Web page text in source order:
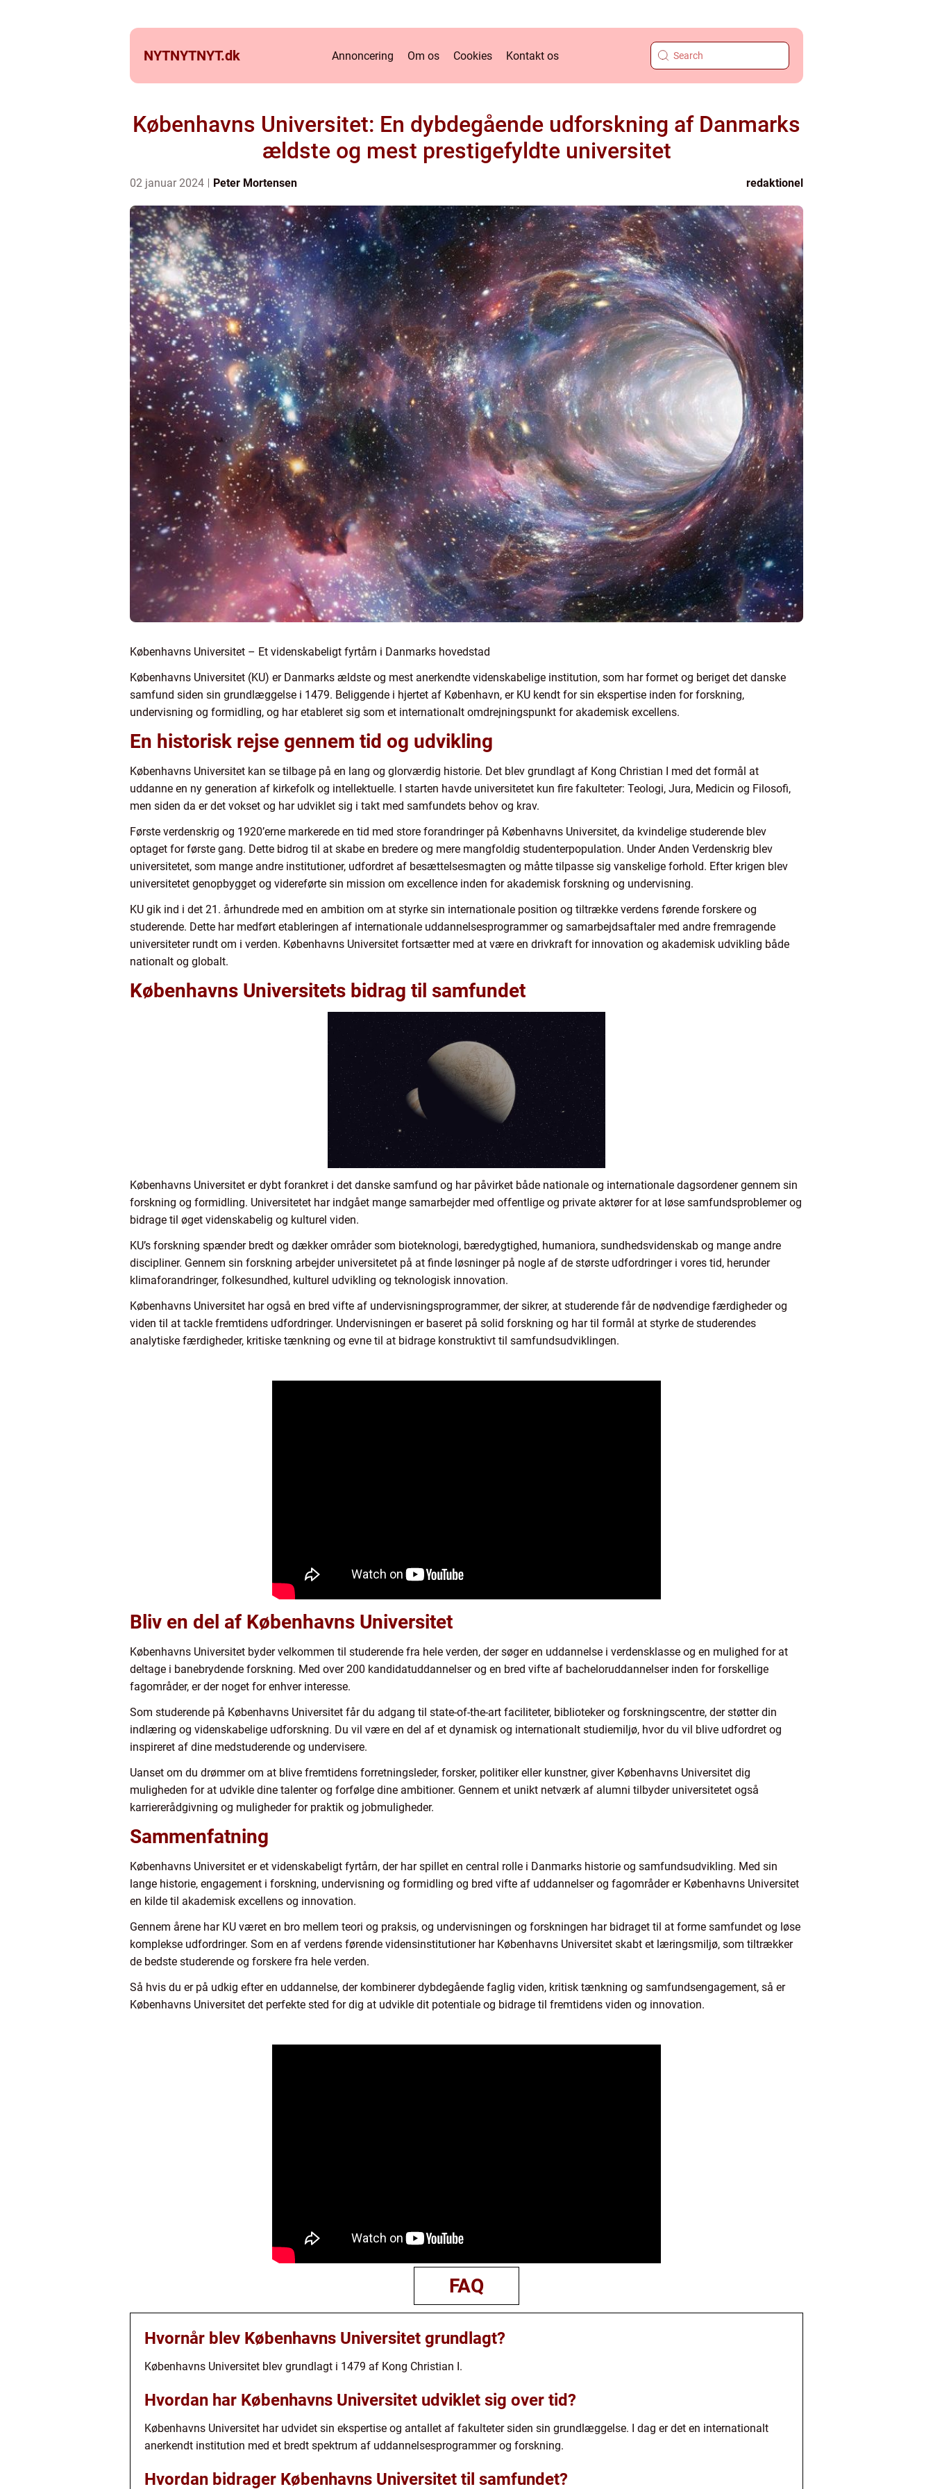
NYTNYTNYT.dk Annoncering Om os Cookies Kontakt os
Københavns Universitet: En dybdegående udforskning af Danmarks
ældste og mest prestigefyldte universitet
02 januar 2024 Peter Mortensen redaktionel
Københavns Universitet – Et videnskabeligt fyrtårn i Danmarks hovedstad
Københavns Universitet (KU) er Danmarks ældste og mest anerkendte videnskabelige institution, som har formet og beriget det danske
samfund siden sin grundlæggelse i 1479. Beliggende i hjertet af København, er KU kendt for sin ekspertise inden for forskning,
undervisning og formidling, og har etableret sig som et internationalt omdrejningspunkt for akademisk excellens.
En historisk rejse gennem tid og udvikling
Københavns Universitet kan se tilbage på en lang og glorværdig historie. Det blev grundlagt af Kong Christian I med det formål at
uddanne en ny generation af kirkefolk og intellektuelle. I starten havde universitetet kun fire fakulteter: Teologi, Jura, Medicin og Filosofi,
men siden da er det vokset og har udviklet sig i takt med samfundets behov og krav.
Første verdenskrig og 1920’erne markerede en tid med store forandringer på Københavns Universitet, da kvindelige studerende blev
optaget for første gang. Dette bidrog til at skabe en bredere og mere mangfoldig studenterpopulation. Under Anden Verdenskrig blev
universitetet, som mange andre institutioner, udfordret af besættelsesmagten og måtte tilpasse sig vanskelige forhold. Efter krigen blev
universitetet genopbygget og videreførte sin mission om excellence inden for akademisk forskning og undervisning.
KU gik ind i det 21. århundrede med en ambition om at styrke sin internationale position og tiltrække verdens førende forskere og
studerende. Dette har medført etableringen af internationale uddannelsesprogrammer og samarbejdsaftaler med andre fremragende
universiteter rundt om i verden. Københavns Universitet fortsætter med at være en drivkraft for innovation og akademisk udvikling både
nationalt og globalt.
Københavns Universitets bidrag til samfundet
Københavns Universitet er dybt forankret i det danske samfund og har påvirket både nationale og internationale dagsordener gennem sin
forskning og formidling. Universitetet har indgået mange samarbejder med offentlige og private aktører for at løse samfundsproblemer og
bidrage til øget videnskabelig og kulturel viden.
KU’s forskning spænder bredt og dækker områder som bioteknologi, bæredygtighed, humaniora, sundhedsvidenskab og mange andre
discipliner. Gennem sin forskning arbejder universitetet på at finde løsninger på nogle af de største udfordringer i vores tid, herunder
klimaforandringer, folkesundhed, kulturel udvikling og teknologisk innovation.
Københavns Universitet har også en bred vifte af undervisningsprogrammer, der sikrer, at studerende får de nødvendige færdigheder og
viden til at tackle fremtidens udfordringer. Undervisningen er baseret på solid forskning og har til formål at styrke de studerendes
analytiske færdigheder, kritiske tænkning og evne til at bidrage konstruktivt til samfundsudviklingen.
Bliv en del af Københavns Universitet
Københavns Universitet byder velkommen til studerende fra hele verden, der søger en uddannelse i verdensklasse og en mulighed for at
deltage i banebrydende forskning. Med over 200 kandidatuddannelser og en bred vifte af bacheloruddannelser inden for forskellige
fagområder, er der noget for enhver interesse.
Som studerende på Københavns Universitet får du adgang til state-of-the-art faciliteter, biblioteker og forskningscentre, der støtter din
indlæring og videnskabelige udforskning. Du vil være en del af et dynamisk og internationalt studiemiljø, hvor du vil blive udfordret og
inspireret af dine medstuderende og undervisere.
Uanset om du drømmer om at blive fremtidens forretningsleder, forsker, politiker eller kunstner, giver Københavns Universitet dig
muligheden for at udvikle dine talenter og forfølge dine ambitioner. Gennem et unikt netværk af alumni tilbyder universitetet også
karriererådgivning og muligheder for praktik og jobmuligheder.
Sammenfatning
Københavns Universitet er et videnskabeligt fyrtårn, der har spillet en central rolle i Danmarks historie og samfundsudvikling. Med sin
lange historie, engagement i forskning, undervisning og formidling og bred vifte af uddannelser og fagområder er Københavns Universitet
en kilde til akademisk excellens og innovation.
Gennem årene har KU været en bro mellem teori og praksis, og undervisningen og forskningen har bidraget til at forme samfundet og løse
komplekse udfordringer. Som en af verdens førende vidensinstitutioner har Københavns Universitet skabt et læringsmiljø, som tiltrækker
de bedste studerende og forskere fra hele verden.
Så hvis du er på udkig efter en uddannelse, der kombinerer dybdegående faglig viden, kritisk tænkning og samfundsengagement, så er
Københavns Universitet det perfekte sted for dig at udvikle dit potentiale og bidrage til fremtidens viden og innovation.
FAQ
Hvornår blev Københavns Universitet grundlagt?
Københavns Universitet blev grundlagt i 1479 af Kong Christian I.
Hvordan har Københavns Universitet udviklet sig over tid?
Københavns Universitet har udvidet sin ekspertise og antallet af fakulteter siden sin grundlæggelse. I dag er det en internationalt
anerkendt institution med et bredt spektrum af uddannelsesprogrammer og forskning.
Hvordan bidrager Københavns Universitet til samfundet?